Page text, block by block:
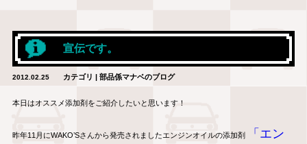
宣伝です。
2012.02.25 カテゴリ | 部品係マナベのブログ
本日はオススメ添加剤をご紹介したいと思います！
昨年11月にWAKO’Sさんから発売されましたエンジンオイルの添加剤
「エン